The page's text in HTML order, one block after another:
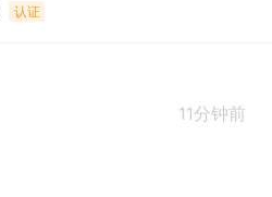
认证
11分钟前